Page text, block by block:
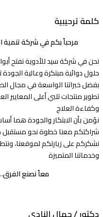
كلمة ترحيبية
مرحباً بكم في شركة تنمية
نحن في شركة سيد للأدوية نفتح
حلول دوائية مبتكرة وعالية
بفضل خبراتنا الواسعة في مجال
تطوير منتجات تلبي أعلى المعايير
وكفاءة العلاج
نؤمن بأن الابتكار والجودة هما
شراكتكم معنا خطوة نحو
نشكركم على زيارتكم لموقعنا،
وخدماتنا المتميزة
معاً نصنع